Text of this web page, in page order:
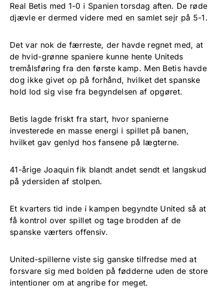
Real Betis med 1-0 i Spanien torsdag aften. De røde
djævle er dermed videre med en samlet sejr på 5-1.
Det var nok de færreste, der havde regnet med, at
de hvid-grønne spaniere kunne hente Uniteds
tremålsføring fra den første kamp. Men Betis havde
dog ikke givet op på forhånd, hvilket det spanske
hold lod sig vise fra begyndelsen af opgøret.
Betis lagde friskt fra start, hvor spanierne
investerede en masse energi i spillet på banen,
hvilket gav genlyd hos fansene på lægterne.
41-årige Joaquin fik blandt andet sendt et langskud
på ydersiden af stolpen.
Et kvarters tid inde i kampen begyndte United så at
få kontrol over spillet og tage brodden af de
spanske værters offensiv.
United-spillerne viste sig ganske tilfredse med at
forsvare sig med bolden på fødderne uden de store
intentioner om at angribe for meget.